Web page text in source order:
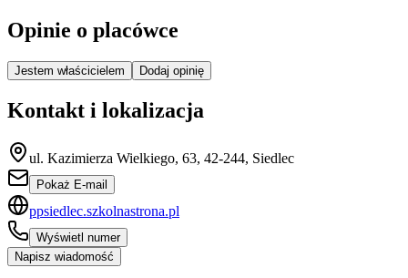
Opinie o placówce
Jestem właścicielem Dodaj opinię
Kontakt i lokalizacja
ul. Kazimierza Wielkiego, 63, 42-244, Siedlec
Pokaż E-mail
ppsiedlec.szkolnastrona.pl
Wyświetl numer
Napisz wiadomość